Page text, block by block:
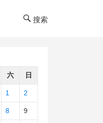
搜索
六 日
1 2
8 9